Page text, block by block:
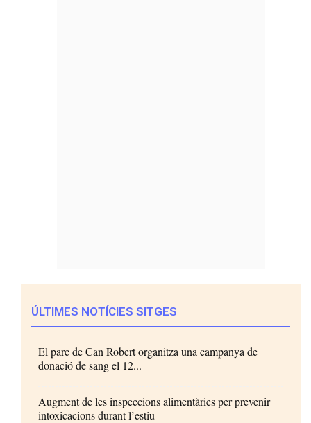
ÚLTIMES NOTÍCIES SITGES
El parc de Can Robert organitza una campanya de
donació de sang el 12...
Augment de les inspeccions alimentàries per prevenir
intoxicacions durant l’estiu